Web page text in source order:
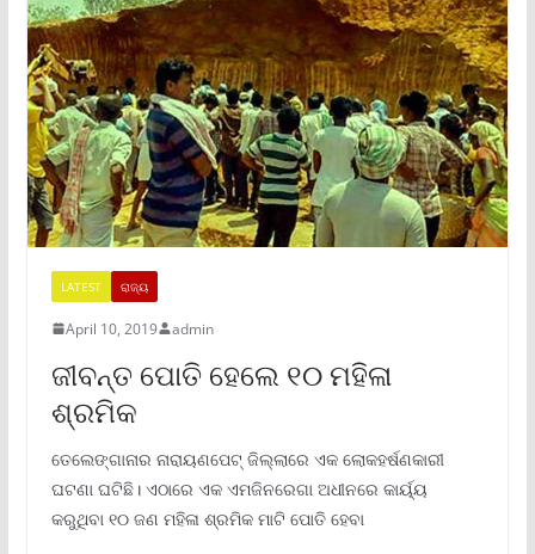
LATEST ରାଜ୍ୟ
April 10, 2019 admin
ଜୀବନ୍ତ ପୋତି ହେଲେ ୧୦ ମହିଳା
ଶ୍ରମିକ
ତେଲେଙ୍ଗାନାର ନାରାୟଣପେଟ୍ ଜିଲ୍ଲାରେ ଏକ ଲୋକହର୍ଷଣକାରୀ
ଘଟଣା ଘଟିଛି। ଏଠାରେ ଏକ ଏମଜିନରେଗା ଅଧୀନରେ କାର୍ୟ୍ୟ
କରୁଥିବା ୧୦ ଜଣ ମହିଳା ଶ୍ରମିକ ମାଟି ପୋତି ହେବା